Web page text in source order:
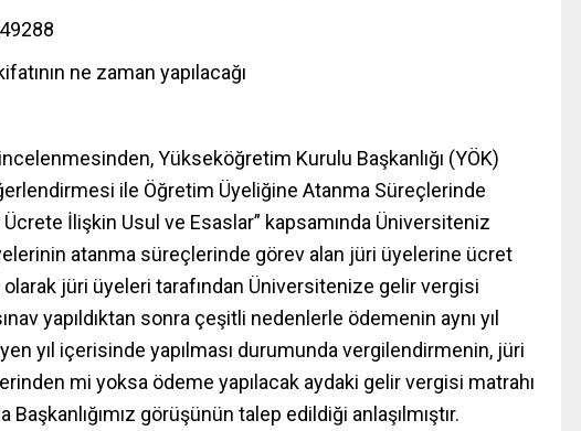
ne zaman yapılacağı
Yükseköğretim Kurulu Başkanlığı (YÖK)
ile Öğretim Üyeliğine Atanma Süreçlerinde
İlişkin Usul ve Esaslar” kapsamında Üniversiteniz
atanma süreçlerinde görev alan jüri üyelerine ücret
jüri üyeleri tarafından Üniversitenize gelir vergisi
yapıldıktan sonra çeşitli nedenlerle ödemenin aynı yıl
yıl içerisinde yapılması durumunda vergilendirmenin, jüri
mi yoksa ödeme yapılacak aydaki gelir vergisi matrahı
görüşünün talep edildiği anlaşılmıştır.